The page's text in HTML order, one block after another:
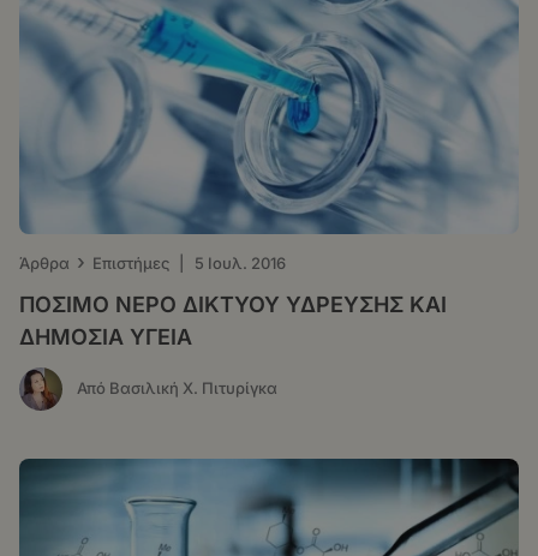
Άρθρα › Επιστήμες 5 Ιουλ. 2016
ΠΟΣΙΜΟ ΝΕΡΟ ΔΙΚΤΥΟΥ ΥΔΡΕΥΣΗΣ ΚΑΙ
ΔΗΜΟΣΙΑ ΥΓΕΙΑ
Από Βασιλική Χ. Πιτυρίγκα